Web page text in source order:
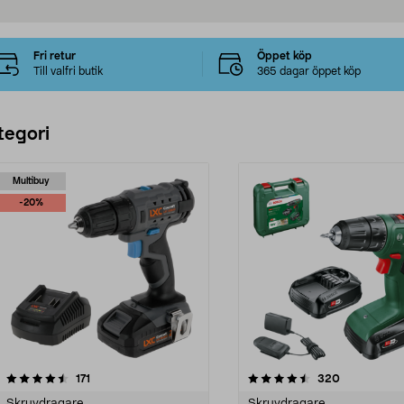
Fri retur
Till valfri butik
Öppet köp
365 dagar öppet köp
Multibuy
-20%
171
4.5 av 5 stjärnor 320recensioner
4.5 av 5 stjärnor